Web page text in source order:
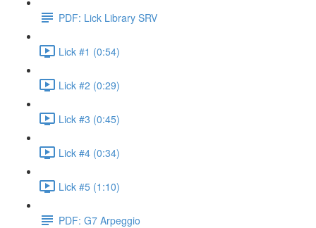
PDF: Lick Library SRV
Lick #1 (0:54)
Lick #2 (0:29)
Lick #3 (0:45)
Lick #4 (0:34)
Lick #5 (1:10)
PDF: G7 Arpeggio